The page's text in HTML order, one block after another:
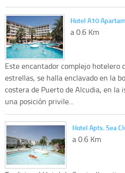
Hotel A10
a 0.6 Km
Este encantador complejo hotelero
estrellas, se halla enclavado en la
costera de Puerto de Alcudia, en la
una posición privile...
Hotel Apts. Sea
a 0.6 Km